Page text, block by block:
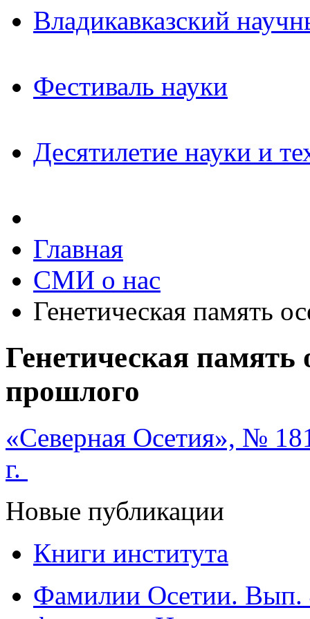
Владикавказский
Фестиваль науки
Десятилетие науки и
Главная
СМИ о нас
Генетическая память
Генетическая память
прошлого
«Северная Осетия», №
г.
Новые публикации
Книги института
Фамилии Осетии. Вып.